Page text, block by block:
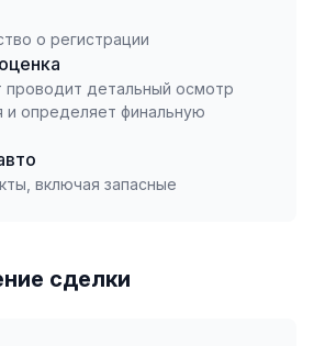
о регистрации
проводит детальный осмотр
и определяет финальную
включая запасные
сделки